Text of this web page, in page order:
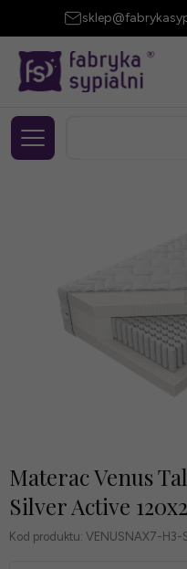
Materac Venus
Silver Active
Kod produktu: VENUSNAX7-